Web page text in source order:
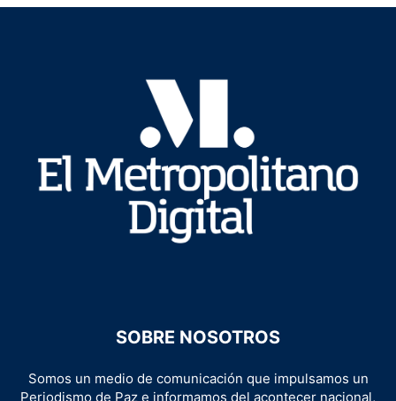
SOBRE NOSOTROS
Somos un medio de comunicación que impulsamos un
Periodismo de Paz e informamos del acontecer nacional,